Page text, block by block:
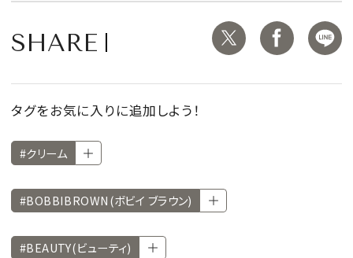
SHARE
タグをお気に入りに追加しよう！
#クリーム
#BOBBIBROWN(ボビイ ブラウン)
#BEAUTY(ビューティ)